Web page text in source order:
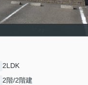
2LDK
2階/2階建